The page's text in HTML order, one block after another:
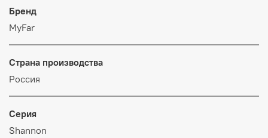
Бренд
MyFar
Страна производства
Россия
Серия
Shannon